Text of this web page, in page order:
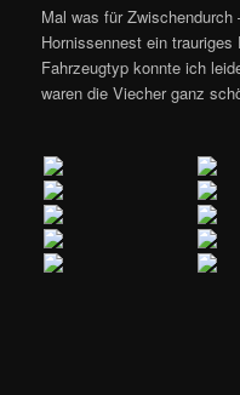
Mal was für
Hornissennest ein
Fahrzeugtyp konnte ich
waren die Viecher ganz